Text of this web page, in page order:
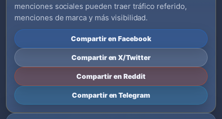
menciones sociales pueden traer tráfico referido,
menciones de marca y más visibilidad.
Compartir en Facebook
Compartir en X/Twitter
Compartir en Reddit
Compartir en Telegram